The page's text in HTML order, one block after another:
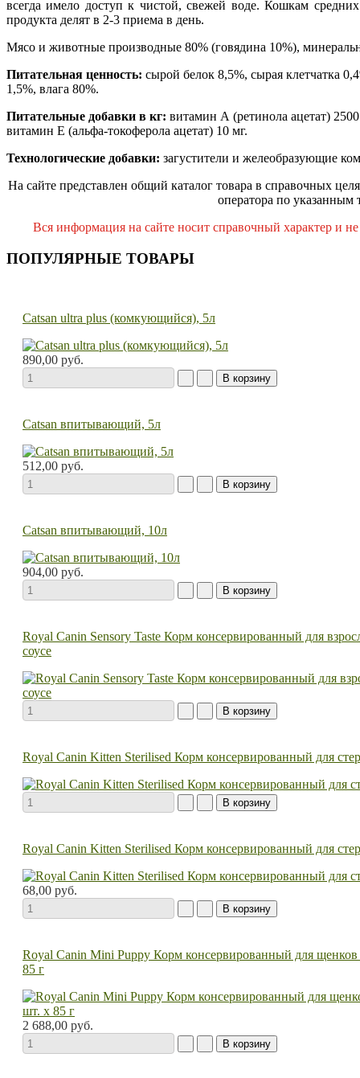
всегда имело доступ к чистой, свежей воде. Кошкам
продукта делят в 2-3 приема в день.
Мясо и животные производные 80% (говядина 10%),
Питательная ценность: сырой белок 8,5%, сырая клетчатка
1,5%, влага 80%.
Питательные добавки в кг: витамин А (ретинола ацетат)
витамин Е (альфа-токоферола ацетат) 10 мг.
Технологические добавки: загустители и желеобразующие
На сайте представлен общий каталог товара в справочных
оператора по указанным
Вся информация на сайте носит справочный характер и
ПОПУЛЯРНЫЕ ТОВАРЫ
Catsan ultra plus (комкующийся), 5л
890,00 руб.
Catsan впитывающий, 5л
512,00 руб.
Catsan впитывающий, 10л
904,00 руб.
Royal Canin Sensory Taste Корм консервированный для
соусе
Royal Canin Kitten Sterilised Корм консервированный для
Royal Canin Kitten Sterilised Корм консервированный для
68,00 руб.
Royal Canin Mini Puppy Корм консервированный для щенков
85 г
2 688,00 руб.